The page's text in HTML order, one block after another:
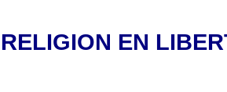
RELIGION EN